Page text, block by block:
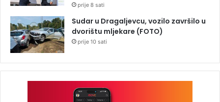
prije 8 sati
Sudar u Dragaljevcu, vozilo završilo u
dvorištu mljekare (FOTO)
prije 10 sati